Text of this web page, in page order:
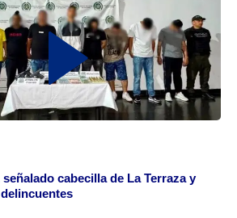
señalado cabecilla de La Terraza y